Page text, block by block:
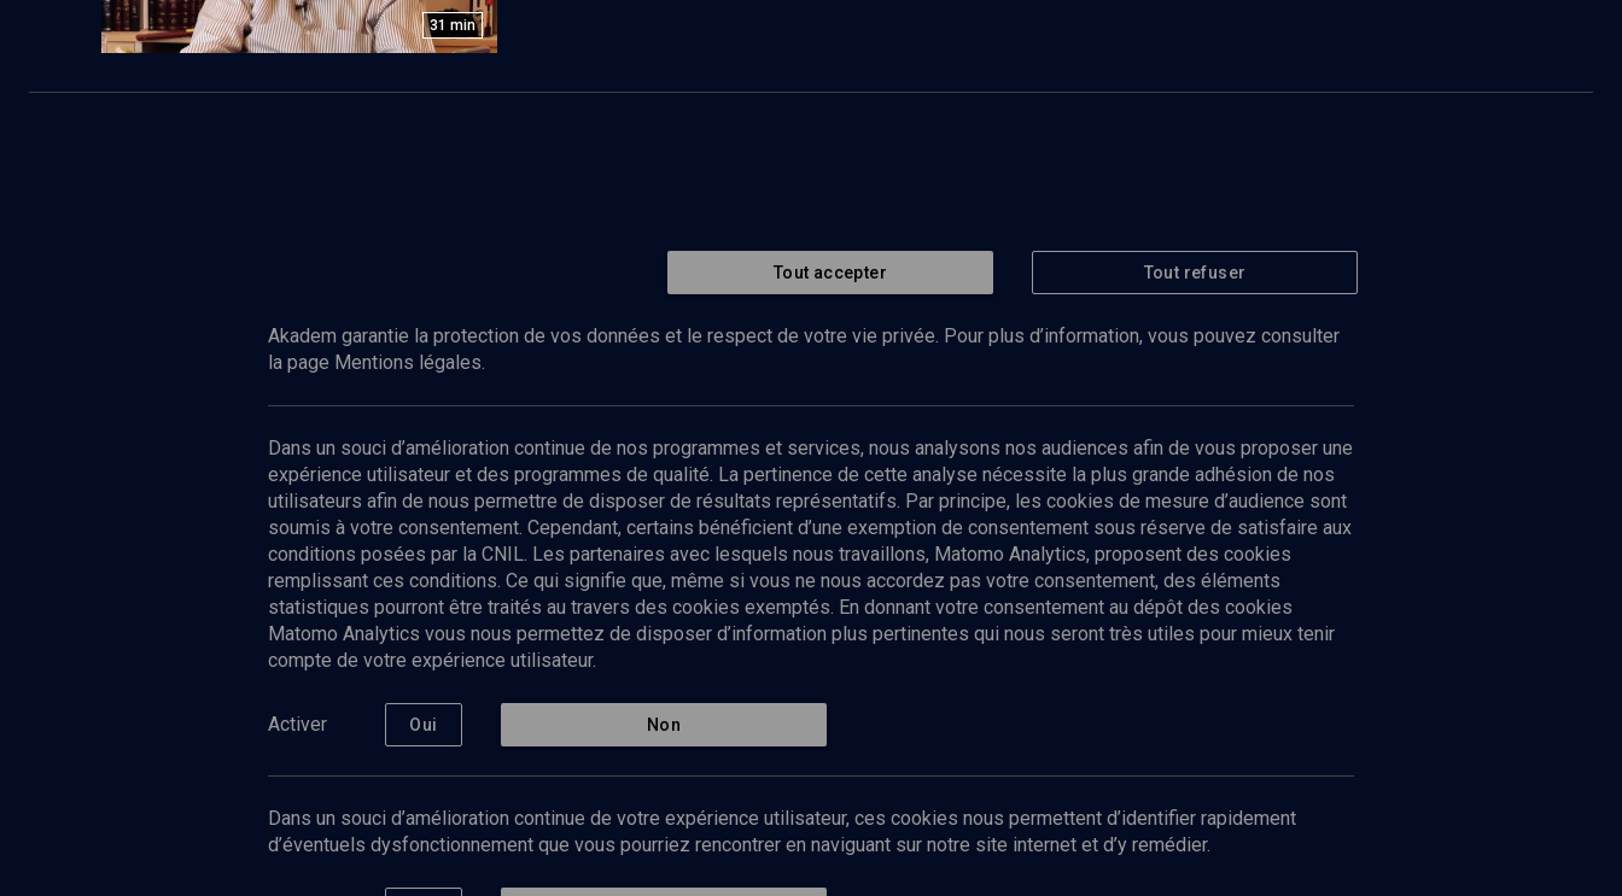
31 min
Abonnez-vous à notre newsletter
Envoyer
Nos Chaines
Culture
Limoud
Université
Podcast
Politique de protection des données
personnelles
Mentions légales
Contact
Tout accepter Tout refuser
Akadem garantie la protection de vos données et le respect de votre vie privée. Pour plus d’information, vous pouvez consulter
la page Mentions légales.
Dans un souci d’amélioration continue de nos programmes et services, nous analysons nos audiences afin de vous proposer une
expérience utilisateur et des programmes de qualité. La pertinence de cette analyse nécessite la plus grande adhésion de nos
utilisateurs afin de nous permettre de disposer de résultats représentatifs. Par principe, les cookies de mesure d’audience sont
soumis à votre consentement. Cependant, certains bénéficient d’une exemption de consentement sous réserve de satisfaire aux
conditions posées par la CNIL. Les partenaires avec lesquels nous travaillons, Matomo Analytics, proposent des cookies
remplissant ces conditions. Ce qui signifie que, même si vous ne nous accordez pas votre consentement, des éléments
statistiques pourront être traités au travers des cookies exemptés. En donnant votre consentement au dépôt des cookies
Matomo Analytics vous nous permettez de disposer d’information plus pertinentes qui nous seront très utiles pour mieux tenir
compte de votre expérience utilisateur.
Activer Oui Non
Dans un souci d’amélioration continue de votre expérience utilisateur, ces cookies nous permettent d’identifier rapidement
d’éventuels dysfonctionnement que vous pourriez rencontrer en naviguant sur notre site internet et d’y remédier.